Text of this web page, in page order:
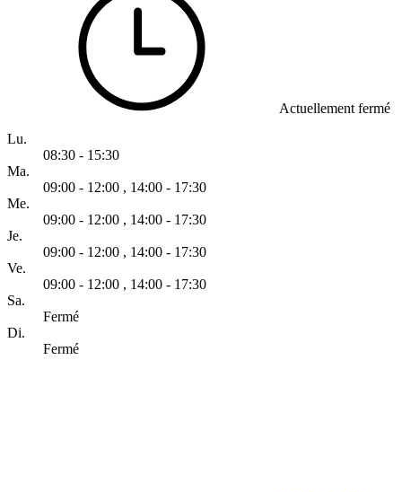
Actuellement fermé
Lu.
08:30 - 15:30
Ma.
09:00 - 12:00 , 14:00 - 17:30
Me.
09:00 - 12:00 , 14:00 - 17:30
Je.
09:00 - 12:00 , 14:00 - 17:30
Ve.
09:00 - 12:00 , 14:00 - 17:30
Sa.
Fermé
Di.
Fermé